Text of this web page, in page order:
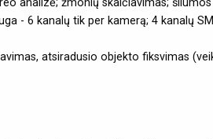
- 6 kanalų tik per kamerą; 4 kanalų
atsiradusio objekto fiksvimas